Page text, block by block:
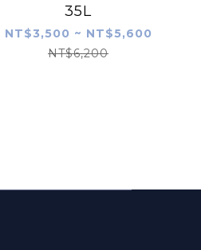
35L
NT$3,500 ~ NT$5,600
NT$6,200